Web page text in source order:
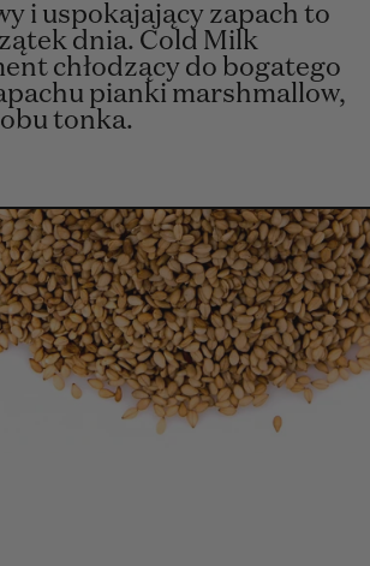
i uspokajający zapach to
dnia. Cold Milk
chłodzący do bogatego
pianki marshmallow,
tonka.